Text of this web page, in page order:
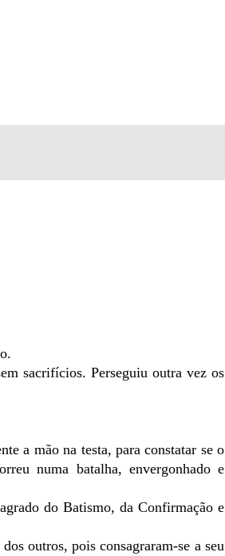
sacrifícios. Perseguiu outra vez os
a mão na testa, para constatar se o
numa batalha, envergonhado e
do Batismo, da Confirmação e
outros, pois consagraram-se a seu